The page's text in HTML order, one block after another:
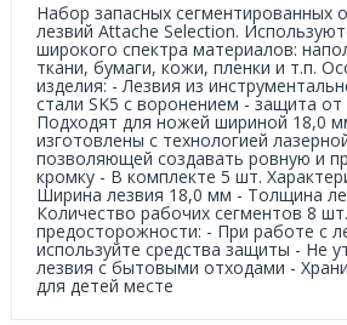
Набор запасных сегментированных
лезвий Attache Selection.
широкого спектра материалов:
ткани, бумаги, кожи, пленки и т.п.
изделия: - Лезвия из
стали SK5 с воронением - защита от
Подходят для ножей шириной 18,0
изготовлены с технологией
позволяющей создавать ровную и
кромку - В комплекте 5 шт.
Ширина лезвия 18,0 мм - Толщина
Количество рабочих сегментов 8
предосторожности: - При работе с
используйте средства защиты - Не
лезвия с бытовыми отходами -
для детей месте